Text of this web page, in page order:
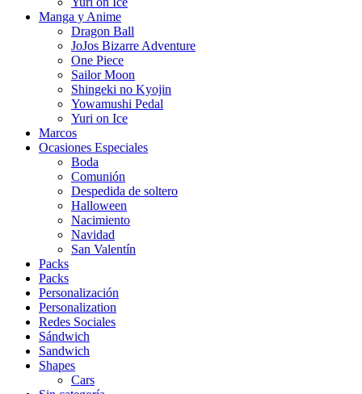
Manga y Anime
Dragon Ball
JoJos Bizarre Adventure
One Piece
Sailor Moon
Shingeki no Kyojin
Yowamushi Pedal
Yuri on Ice
Marcos
Ocasiones Especiales
Boda
Comunión
Despedida de soltero
Halloween
Nacimiento
Navidad
San Valentín
Packs
Packs
Personalización
Personalization
Redes Sociales
Sándwich
Sandwich
Shapes
Cars